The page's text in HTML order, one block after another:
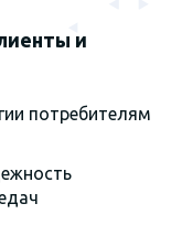
и
потребителям